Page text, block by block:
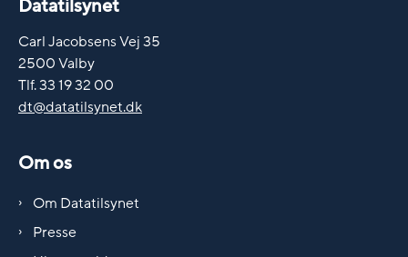
Datatilsynet
Carl Jacobsens Vej 35
2500 Valby
Tlf. 33 19 32 00
dt@datatilsynet.dk
Om os
Om Datatilsynet
Presse